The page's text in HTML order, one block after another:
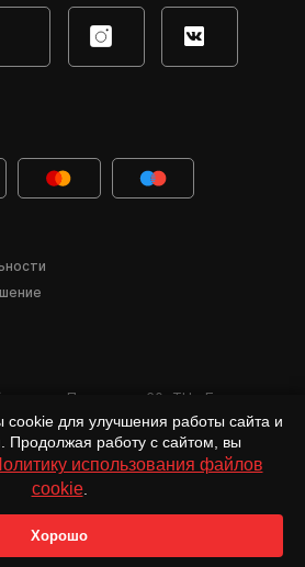
Избранное Корзина Войти
ул. Писарева, 60 ТЦ «Баzа»
Inc. и её продуктов Instagram, Facebook и др.
экстремистской и запрещена.
для улучшения работы сайта и
Продолжая работу с сайтом, вы
использования файлов
cookie.
Хорошо